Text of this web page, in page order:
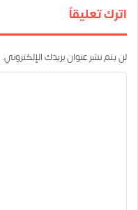
اترك تعليقاً
لن يتم نشر عنوان بريدك الإلكتروني.